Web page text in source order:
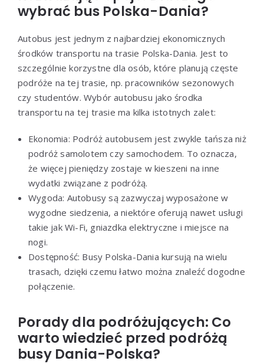
wybrać bus Polska-Dania?
Autobus jest jednym z najbardziej ekonomicznych
środków transportu na trasie Polska-Dania. Jest to
szczególnie korzystne dla osób, które planują częste
podróże na tej trasie, np. pracowników sezonowych
czy studentów. Wybór autobusu jako środka
transportu na tej trasie ma kilka istotnych zalet:
Ekonomia: Podróż autobusem jest zwykle tańsza niż
podróż samolotem czy samochodem. To oznacza,
że więcej pieniędzy zostaje w kieszeni na inne
wydatki związane z podróżą.
Wygoda: Autobusy są zazwyczaj wyposażone w
wygodne siedzenia, a niektóre oferują nawet usługi
takie jak Wi-Fi, gniazdka elektryczne i miejsce na
nogi.
Dostępność: Busy Polska-Dania kursują na wielu
trasach, dzięki czemu łatwo można znaleźć dogodne
połączenie.
Porady dla podróżujących: Co
warto wiedzieć przed podróżą
busy Dania-Polska?